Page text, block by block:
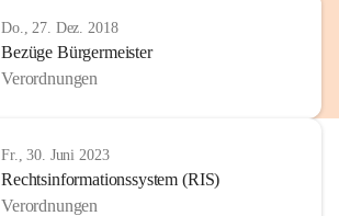
Do., 27. Dez. 2018
Bezüge Bürgermeister
Verordnungen
Fr., 30. Juni 2023
Rechtsinformationssystem (RIS)
Verordnungen